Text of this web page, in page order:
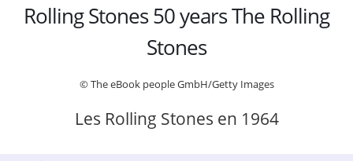
Rolling Stones 50 years The Rolling
Stones
© The eBook people GmbH/Getty Images
Les Rolling Stones en 1964